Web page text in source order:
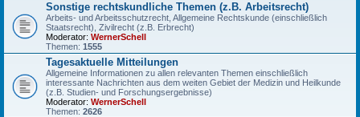
Sonstige rechtskundliche Themen (z.B. Arbeitsrecht)
Arbeits- und Arbeitsschutzrecht, Allgemeine Rechtskunde (einschließlich
Staatsrecht), Zivilrecht (z.B. Erbrecht)
Moderator: WernerSchell
Themen: 1555
Tagesaktuelle Mitteilungen
Allgemeine Informationen zu allen relevanten Themen einschließlich
interessante Nachrichten aus dem weiten Gebiet der Medizin und Heilkunde
(z.B. Studien- und Forschungsergebnisse)
Moderator: WernerSchell
Themen: 2626